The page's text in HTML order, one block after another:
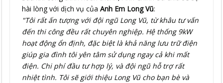
hài lòng với dịch vụ củaAnh Em Long Vũ:
"Tôi rất ấn tượng với đội ngũ Long Vũ, từ khâu tư vấn
đến thi công đều rất chuyên nghiệp. Hệ thống 9kW
hoạt động ổn định, đặc biệt là khả năng lưu trữ điện
giúp gia đình tôi yên tâm sử dụng ngay cả khi mất
điện. Chi phí đầu tư hợp lý, và đội ngũ hỗ trợ rất
nhiệt tình. Tôi sẽ giới thiệu Long Vũ cho bạn bè và